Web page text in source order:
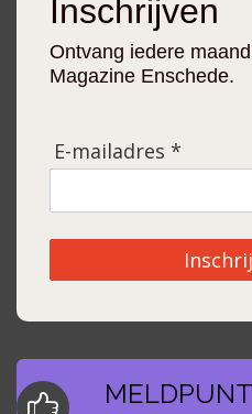
Inschrijven
Ontvang iedere
Magazine Enschede.
E-mailadres *